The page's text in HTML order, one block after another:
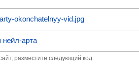
okonchatelnyy-vid.jpg
арта
разместите следующий код: